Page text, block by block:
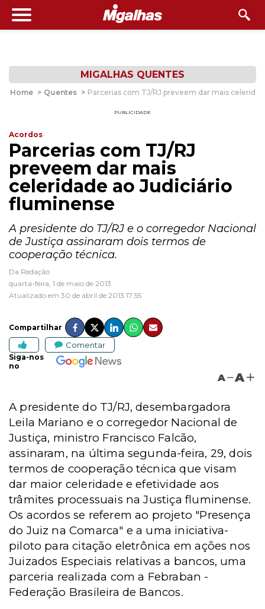
MIGALHAS QUENTES
Home > Quentes > Parcerias com TJ/RJ preveem dar mais
PUBLICIDADE
Acordos
Parcerias com TJ/RJ
preveem dar mais
celeridade ao Judiciário
fluminense
A presidente do TJ/RJ e o corregedor Nacional
de Justiça assinaram dois termos de
cooperação técnica.
Da Redação
quarta-feira, 1 de maio de 2013
Atualizado em 30 de abril de 2013 17:55
Compartilhar
Comentar
Siga-nos
no
A A
A presidente do TJ/RJ, desembargadora
Leila Mariano e o corregedor Nacional de
Justiça, ministro Francisco Falcão,
assinaram, na última segunda-feira, 29, dois
termos de cooperação técnica que visam
dar maior celeridade e efetividade aos
trâmites processuais na Justiça fluminense.
Os acordos se referem ao projeto "Presença
do Juiz na Comarca" e a uma iniciativa-
piloto para citação eletrônica em ações nos
Juizados Especiais relativas a bancos, uma
parceria realizada com a Febraban -
Federação Brasileira de Bancos.